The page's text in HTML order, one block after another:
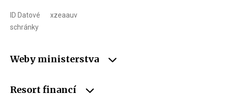
ID Datové
schránky
xzeaauv
Weby ministerstva
Resort financí